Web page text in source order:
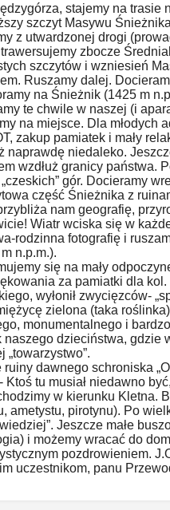
stajemy na trasie
szczyt Masywu
z utwardzonej drogi
zbocze
szczytów i wzniesień
Ruszamy dalej.
na Śnieżnik (1425 m
te chwile w naszej (i
na miejsce. Dla młodych
zakup pamiatek i mały
naprawdę niedaleko.
wzdłuż granicy państwa.
gór. Docieramy
część Śnieżnika z
nam geografię,
Wiatr wciska się w
rodzinna fotografię i
n.p.m.).
się na mały
za pamiatki dla
wyłonił zwycięzców-
zielona (taka
monumentalnego i
dzieciństwa, gdzie
„towarzystwo”.
dawnego schroniska
Ktoś tu musiał niedawno
w kierunku Kletna.
ametystu, pirotynu). Po
Jeszcze małe
i możemy wracać do
pozdrowieniem.
uczestnikom, panu